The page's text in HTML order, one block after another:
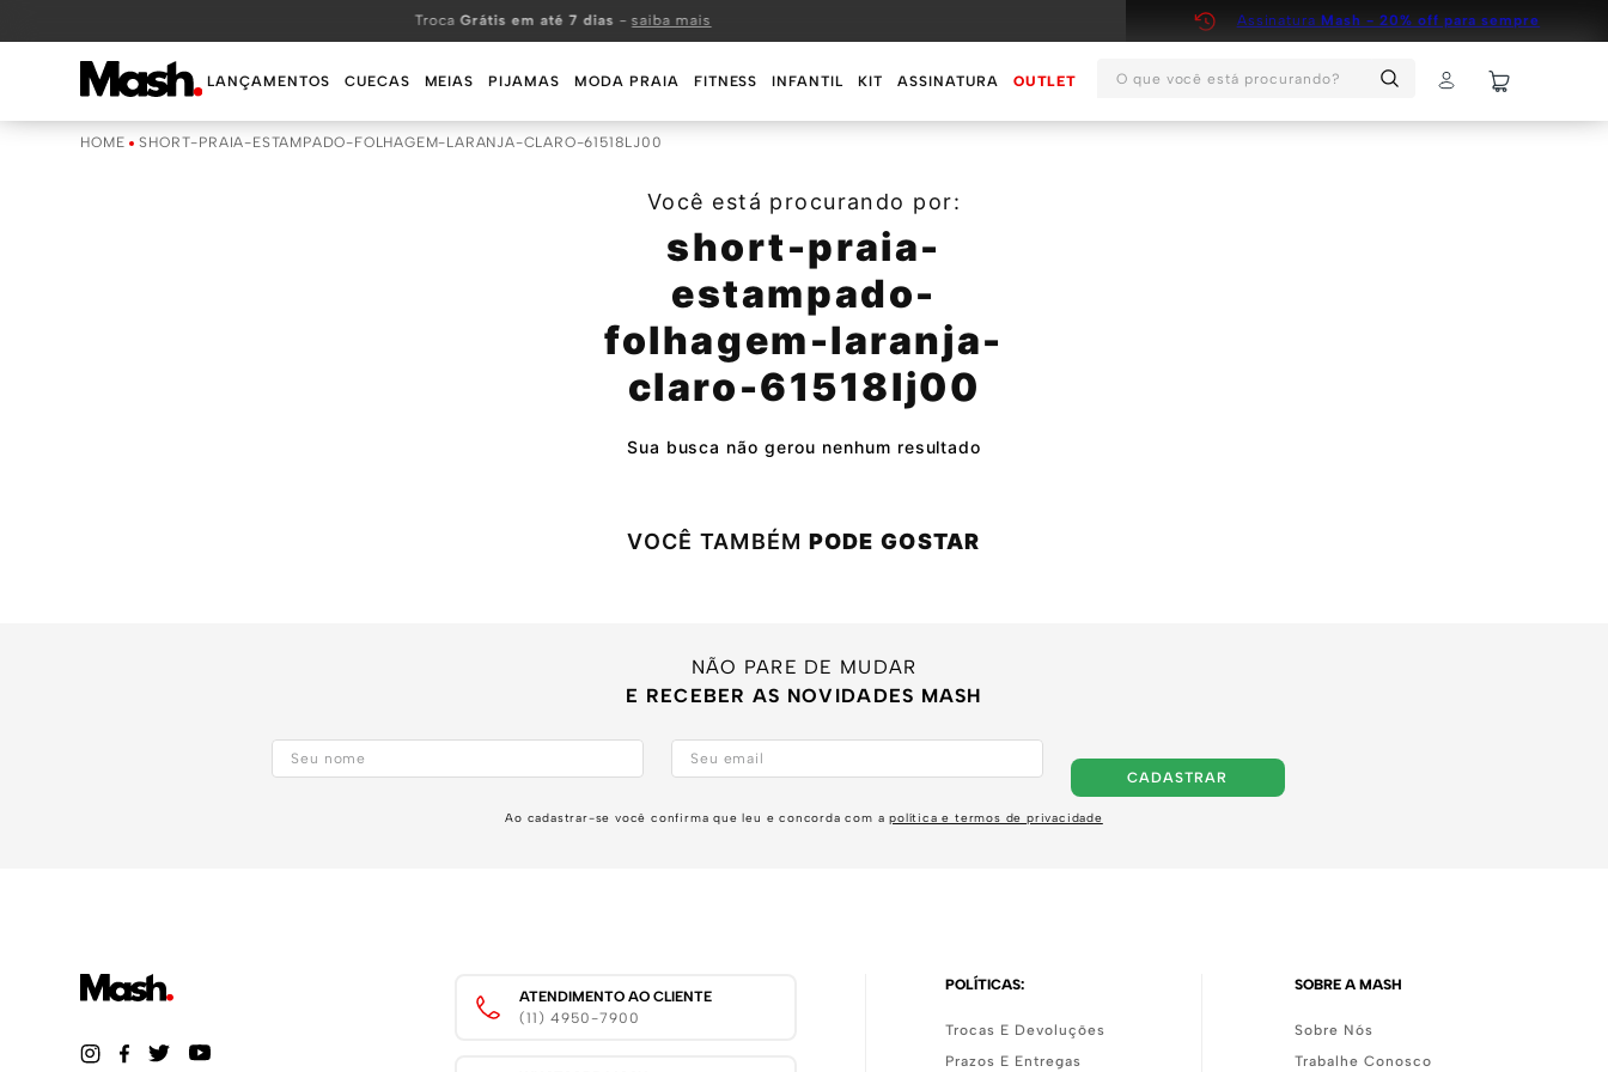
TrocaGrátis em até 7 dias -saiba mais Assinatura Mash - 20% off para sempre
LANÇAMENTOS CUECAS MEIAS PIJAMAS MODA PRAIA FITNESS INFANTIL KIT ASSINATURA OUTLET
O que você está procurando?
SHORT-PRAIA-ESTAMPADO-FOLHAGEM-LARANJA-CLARO-61518LJ00
Você está procurando por:
short-praia-
estampado-
folhagem-laranja-
claro-61518lj00
Sua busca não gerou nenhum resultado
VOCÊ TAMBÉM PODE GOSTAR
NÃO PARE DE MUDAR
E RECEBER AS NOVIDADES MASH
CADASTRAR
Ao cadastrar-se você confirma que leu e concorda com apolítica e termos de privacidade
ATENDIMENTO AO CLIENTE
(11) 4950-7900
POLÍTICAS:
Trocas E Devoluções
Prazos E Entregas
SOBRE A MASH
Sobre Nós
Trabalhe Conosco
2º INFANTIL